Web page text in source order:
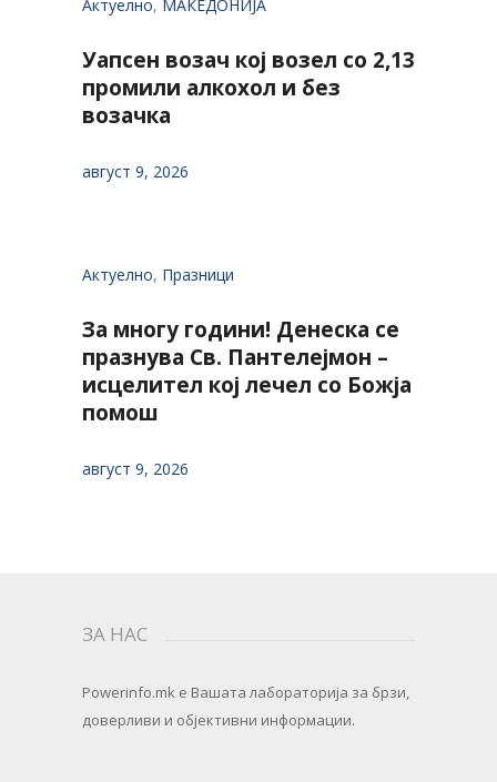
Актуелно, МАКЕДОНИЈА
Уапсен возач кој возел со 2,13
промили алкохол и без
возачка
август 9, 2026
Актуелно, Празници
За многу години! Денеска се
празнува Св. Пантелејмон –
исцелител кој лечел со Божја
помош
август 9, 2026
ЗА НАС
Powerinfo.mk e Вашата лабораторија за брзи,
доверливи и објективни информации.